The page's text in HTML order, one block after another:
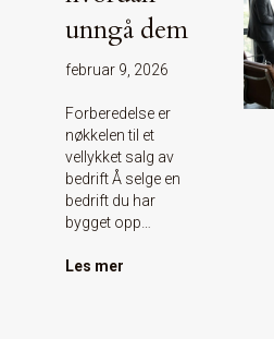
unngå dem
februar 9, 2026
Forberedelse er
nøkkelen til et
vellykket salg av
bedrift Å selge en
bedrift du har
bygget opp…
Les mer